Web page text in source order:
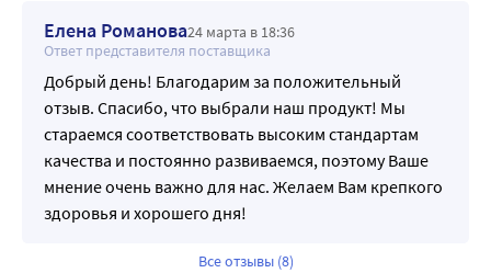
Елена Романова24 марта в 18:36
Ответ представителя поставщика
Добрый день! Благодарим за положительный
отзыв. Спасибо, что выбрали наш продукт! Мы
стараемся соответствовать высоким стандартам
качества и постоянно развиваемся, поэтому Ваше
мнение очень важно для нас. Желаем Вам крепкого
здоровья и хорошего дня!
Все отзывы (8)